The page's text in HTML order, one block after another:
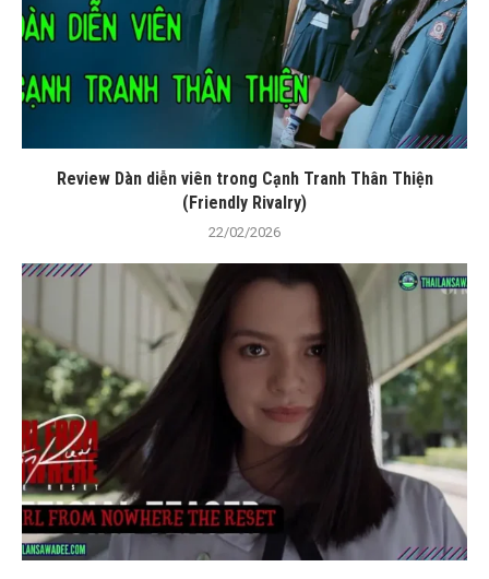
Review Dàn diễn viên trong Cạnh Tranh Thân Thiện
(Friendly Rivalry)
22/02/2026